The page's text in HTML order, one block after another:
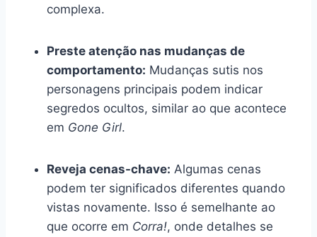
complexa.
Preste atenção nas mudanças de
comportamento: Mudanças sutis nos
personagens principais podem indicar
segredos ocultos, similar ao que acontece
em Gone Girl.
Reveja cenas-chave: Algumas cenas
podem ter significados diferentes quando
vistas novamente. Isso é semelhante ao
que ocorre em Corra!, onde detalhes se